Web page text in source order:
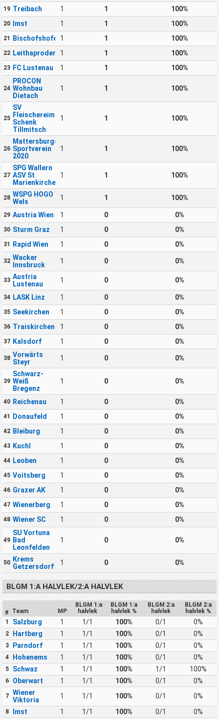
19 Treibach 1 1 100%
20 Imst 1 1 100%
21 Bischofshofen1 1 100%
22 Leithaprodersdorf
1 1 100%
23 FC Lustenau 1 1 100%
24
PROCON
Wohnbau
Dietach
1 1 100%
25
SV
Fleischereimaschinen
Schenk
Tillmitsch
1 1 100%
26
Mattersburger
Sportverein
2020
1 1 100%
27
SPG Wallern
ASV St
Marienkirchen
1 1 100%
28 WSPG HOGO
Wels
1 1 100%
29 Austria Wien 1 0 0%
30 Sturm Graz 1 0 0%
31 Rapid Wien 1 0 0%
32 Wacker
Innsbruck
1 0 0%
33 Austria
Lustenau
1 0 0%
34 LASK Linz 1 0 0%
35 Seekirchen 1 0 0%
36 Traiskirchen 1 0 0%
37 Kalsdorf 1 0 0%
38 Vorwärts
Steyr
1 0 0%
39
Schwarz-
Weiß
Bregenz
1 0 0%
40 Reichenau 1 0 0%
41 Donaufeld 1 0 0%
42 Bleiburg 1 0 0%
43 Kuchl 1 0 0%
44 Leoben 1 0 0%
45 Voitsberg 1 0 0%
46 Grazer AK 1 0 0%
47 Wienerberg 1 0 0%
48 Wiener SC 1 0 0%
49
SU Vortuna
Bad
Leonfelden
1 0 0%
50 Krems
Getzersdorf
1 0 0%
BLGM 1:A HALVLEK/2:A HALVLEK
# Team MP
BLGM 1:a
halvlek
BLGM 1:a
halvlek %
BLGM 2:a
halvlek
BLGM 2:a
halvlek %
1
Salzburg 1 1/1 100% 0/1 0%
2 Hartberg 1 1/1 100% 0/1 0%
3 Parndorf 1 1/1 100% 0/1 0%
4 Hohenems 1 1/1 100% 0/1 0%
5 Schwaz 1 1/1 100% 1/1 100%
6 Oberwart 1 1/1 100% 0/1 0%
7
Wiener
Viktoria
1 1/1 100% 0/1 0%
8 Imst 1 1/1 100% 0/1 0%